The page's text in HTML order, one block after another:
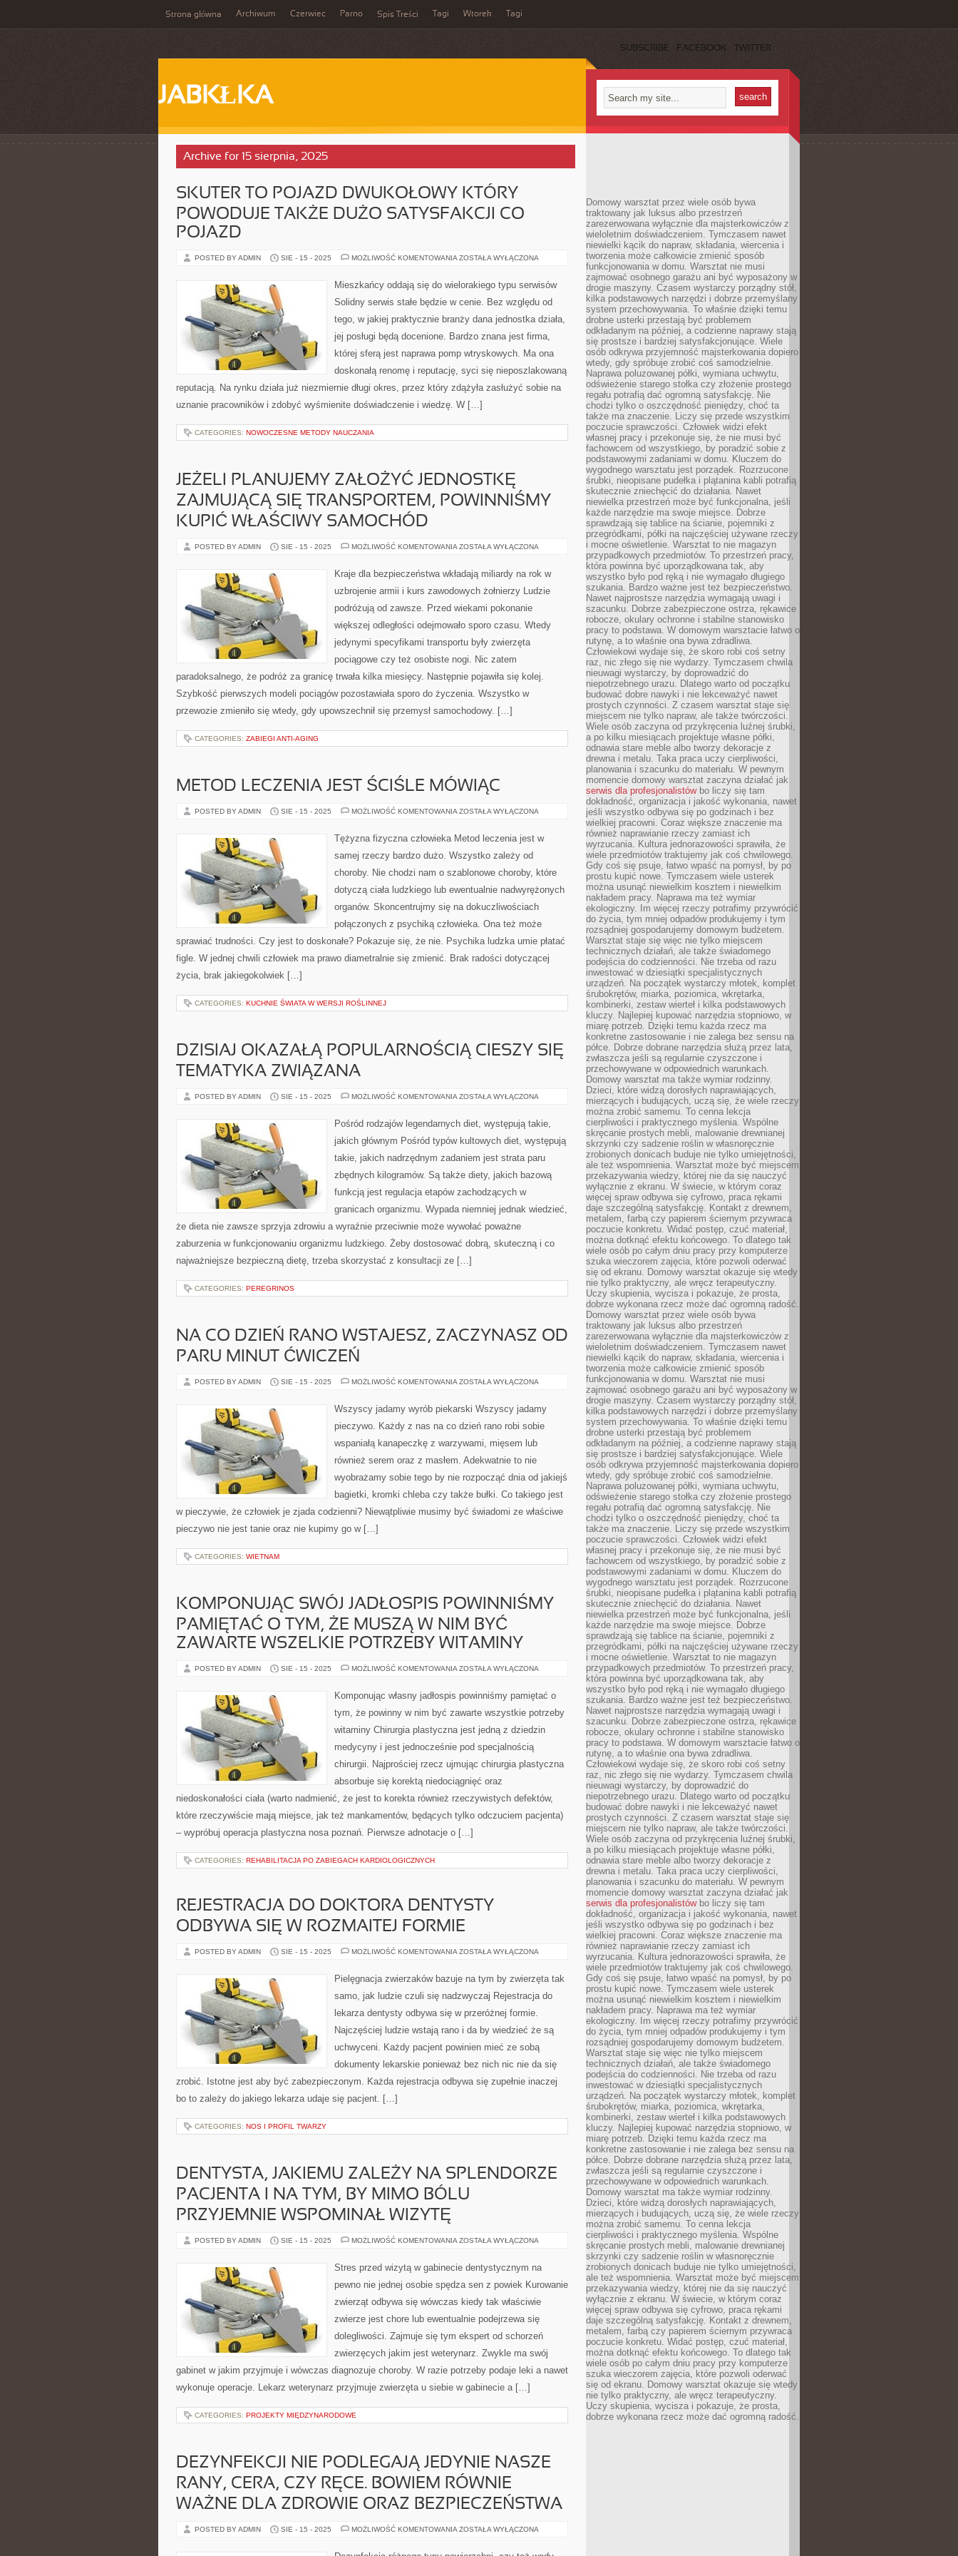
Strona główna Archiwum Czerwiec Parno Spis Treści Tagi Wtorek Tagi
SUBSCRIBE FACEBOOK TWITTER
JABKŁKA
Archive for 15 sierpnia, 2025
SKUTER TO POJAZD DWUKOŁOWY KTÓRY
POWODUJE TAKŻE DUŻO SATYSFAKCJI CO
POJAZD
POSTED BY ADMIN SIE - 15 - 2025 MOŻLIWOŚĆ KOMENTOWANIA SKUTER
DWUKOŁOWY
KTÓRY
TAKŻE
SATYSFAKCJI
POJAZD
ZOSTAŁA WYŁĄCZONA
Mieszkańcy oddają się do wielorakiego typu serwisów
Solidny serwis stałe będzie w cenie. Bez względu od
tego, w jakiej praktycznie branży dana jednostka działa,
jej posługi będą docenione. Bardzo znana jest firma,
której sferą jest naprawa pomp wtryskowych. Ma ona
doskonałą renomę i reputację, syci się nieposzlakowaną
reputacją. Na rynku działa już niezmiernie długi okres, przez który zdążyła zasłużyć sobie na
uznanie pracowników i zdobyć wyśmienite doświadczenie i wiedzę. W […]
CATEGORIES: NOWOCZESNE METODY NAUCZANIA
JEŻELI PLANUJEMY ZAŁOŻYĆ JEDNOSTKĘ
ZAJMUJĄCĄ SIĘ TRANSPORTEM, POWINNIŚMY
KUPIĆ WŁAŚCIWY SAMOCHÓD
POSTED BY ADMIN SIE - 15 - 2025 MOŻLIWOŚĆ KOMENTOWANIA JEŻELI
JEDNOSTKĘ
ZAJMUJĄCĄ
TRANSPORTEM,
KUPIĆ
SAMOCHÓD
ZOSTAŁA WYŁĄCZONA
Kraje dla bezpieczeństwa wkładają miliardy na rok w
uzbrojenie armii i kurs zawodowych żołnierzy Ludzie
podróżują od zawsze. Przed wiekami pokonanie
większej odległości odejmowało sporo czasu. Wtedy
jedynymi specyfikami transportu były zwierzęta
pociągowe czy też osobiste nogi. Nic zatem
paradoksalnego, że podróż za granicę trwała kilka miesięcy. Następnie pojawiła się kolej.
Szybkość pierwszych modeli pociągów pozostawiała sporo do życzenia. Wszystko w
przewozie zmieniło się wtedy, gdy upowszechnił się przemysł samochodowy. […]
CATEGORIES: ZABIEGI ANTI-AGING
METOD LECZENIA JEST ŚCIŚLE MÓWIĄC
POSTED BY ADMIN SIE - 15 - 2025 MOŻLIWOŚĆ KOMENTOWANIA METOD
ŚCIŚLE
MÓWIĄC
ZOSTAŁA WYŁĄCZONA
Tężyzna fizyczna człowieka Metod leczenia jest w
samej rzeczy bardzo dużo. Wszystko zależy od
choroby. Nie chodzi nam o szablonowe choroby, które
dotyczą ciała ludzkiego lub ewentualnie nadwyrężonych
organów. Skoncentrujmy się na dokuczliwościach
połączonych z psychiką człowieka. Ona też może
sprawiać trudności. Czy jest to doskonałe? Pokazuje się, że nie. Psychika ludzka umie płatać
figle. W jednej chwili człowiek ma prawo diametralnie się zmienić. Brak radości dotyczącej
życia, brak jakiegokolwiek […]
CATEGORIES: KUCHNIE ŚWIATA W WERSJI ROŚLINNEJ
DZISIAJ OKAZAŁĄ POPULARNOŚCIĄ CIESZY SIĘ
TEMATYKA ZWIĄZANA
POSTED BY ADMIN SIE - 15 - 2025 MOŻLIWOŚĆ KOMENTOWANIA DZISIAJ
CIESZY
SIĘ
ZWIĄZANA
ZOSTAŁA WYŁĄCZONA
Pośród rodzajów legendarnych diet, występują takie,
jakich głównym Pośród typów kultowych diet, występują
takie, jakich nadrzędnym zadaniem jest strata paru
zbędnych kilogramów. Są także diety, jakich bazową
funkcją jest regulacja etapów zachodzących w
granicach organizmu. Wypada niemniej jednak wiedzieć,
że dieta nie zawsze sprzyja zdrowiu a wyraźnie przeciwnie może wywołać poważne
zaburzenia w funkcjonowaniu organizmu ludzkiego. Żeby dostosować dobrą, skuteczną i co
najważniejsze bezpieczną dietę, trzeba skorzystać z konsultacji ze […]
CATEGORIES: PEREGRINOS
NA CO DZIEŃ RANO WSTAJESZ, ZACZYNASZ OD
PARU MINUT ĆWICZEŃ
POSTED BY ADMIN SIE - 15 - 2025 MOŻLIWOŚĆ KOMENTOWANIA NA
RANO
WSTAJESZ,
OD
MINUT
ZOSTAŁA WYŁĄCZONA
Wszyscy jadamy wyrób piekarski Wszyscy jadamy
pieczywo. Każdy z nas na co dzień rano robi sobie
wspaniałą kanapeczkę z warzywami, mięsem lub
również serem oraz z masłem. Adekwatnie to nie
wyobrażamy sobie tego by nie rozpocząć dnia od jakiejś
bagietki, kromki chleba czy także bułki. Co takiego jest
w pieczywie, że człowiek je zjada codzienni? Niewątpliwie musimy być świadomi ze właściwe
pieczywo nie jest tanie oraz nie kupimy go w […]
CATEGORIES: WIETNAM
KOMPONUJĄC SWÓJ JADŁOSPIS POWINNIŚMY
PAMIĘTAĆ O TYM, ŻE MUSZĄ W NIM BYĆ
ZAWARTE WSZELKIE POTRZEBY WITAMINY
POSTED BY ADMIN SIE - 15 - 2025 MOŻLIWOŚĆ KOMENTOWANIA KOMPONUJĄC
POWINNIŚMY
PAMIĘTAĆ
TYM,
MUSZĄ
NIM
BYĆ
ZAWARTE
WSZELKIE
POTRZEBY
WITAMINY
ZOSTAŁA WYŁĄCZONA
Komponując własny jadłospis powinniśmy pamiętać o
tym, że powinny w nim być zawarte wszystkie potrzeby
witaminy Chirurgia plastyczna jest jedną z dziedzin
medycyny i jest jednocześnie pod specjalnością
chirurgii. Najprościej rzecz ujmując chirurgia plastyczna
absorbuje się korektą niedociągnięć oraz
niedoskonałości ciała (warto nadmienić, że jest to korekta również rzeczywistych defektów,
które rzeczywiście mają miejsce, jak też mankamentów, będących tylko odczuciem pacjenta)
– wypróbuj operacja plastyczna nosa poznań. Pierwsze adnotacje o […]
CATEGORIES: REHABILITACJA PO ZABIEGACH KARDIOLOGICZNYCH
REJESTRACJA DO DOKTORA DENTYSTY
ODBYWA SIĘ W ROZMAITEJ FORMIE
POSTED BY ADMIN SIE - 15 - 2025 MOŻLIWOŚĆ KOMENTOWANIA REJESTRACJA
DENTYSTY
ODBYWA
W
FORMIE
ZOSTAŁA WYŁĄCZONA
Pielęgnacja zwierzaków bazuje na tym by zwierzęta tak
samo, jak ludzie czuli się nadzwyczaj Rejestracja do
lekarza dentysty odbywa się w przeróżnej formie.
Najczęściej ludzie wstają rano i da by wiedzieć że są
uchwyceni. Każdy pacjent powinien mieć ze sobą
dokumenty lekarskie ponieważ bez nich nic nie da się
zrobić. Istotne jest aby być zabezpieczonym. Każda rejestracja odbywa się zupełnie inaczej
bo to zależy do jakiego lekarza udaje się pacjent. […]
CATEGORIES: NOS I PROFIL TWARZY
DENTYSTA, JAKIEMU ZALEŻY NA SPLENDORZE
PACJENTA I NA TYM, BY MIMO BÓLU
PRZYJEMNIE WSPOMINAŁ WIZYTĘ
POSTED BY ADMIN SIE - 15 - 2025 MOŻLIWOŚĆ KOMENTOWANIA DENTYSTA,
SPLENDORZE
I
TYM,
MIMO
PRZYJEMNIE
WSPOMINAŁ
WIZYTĘ
ZOSTAŁA WYŁĄCZONA
Stres przed wizytą w gabinecie dentystycznym na
pewno nie jednej osobie spędza sen z powiek Kurowanie
zwierząt odbywa się wówczas kiedy tak właściwie
zwierze jest chore lub ewentualnie podejrzewa się
dolegliwości. Zajmuje się tym ekspert od schorzeń
zwierzęcych jakim jest weterynarz. Zwykle ma swój
gabinet w jakim przyjmuje i wówczas diagnozuje choroby. W razie potrzeby podaje leki a nawet
wykonuje operacje. Lekarz weterynarz przyjmuje zwierzęta u siebie w gabinecie a […]
CATEGORIES: PROJEKTY MIĘDZYNARODOWE
DEZYNFEKCJI NIE PODLEGAJĄ JEDYNIE NASZE
RANY, CERA, CZY RĘCE. BOWIEM RÓWNIE
WAŻNE DLA ZDROWIE ORAZ BEZPIECZEŃSTWA
POSTED BY ADMIN SIE - 15 - 2025 MOŻLIWOŚĆ KOMENTOWANIA DEZYNFEKCJI
JEDYNIE
ZOSTAŁA WYŁĄCZONA
Domowy warsztat przez wiele osób bywa
traktowany jak luksus albo przestrzeń
zarezerwowana wyłącznie dla majsterkowiczów z
wieloletnim doświadczeniem. Tymczasem nawet
niewielki kącik do napraw, składania, wiercenia i
tworzenia może całkowicie zmienić sposób
funkcjonowania w domu. Warsztat nie musi
zajmować osobnego garażu ani być wyposażony w
drogie maszyny. Czasem wystarczy porządny stół,
kilka podstawowych narzędzi i dobrze przemyślany
system przechowywania. To właśnie dzięki temu
drobne usterki przestają być problemem
odkładanym na później, a codzienne naprawy stają
się prostsze i bardziej satysfakcjonujące. Wiele
osób odkrywa przyjemność majsterkowania dopiero
wtedy, gdy spróbuje zrobić coś samodzielnie.
Naprawa poluzowanej półki, wymiana uchwytu,
odświeżenie starego stołka czy złożenie prostego
regału potrafią dać ogromną satysfakcję. Nie
chodzi tylko o oszczędność pieniędzy, choć ta
także ma znaczenie. Liczy się przede wszystkim
poczucie sprawczości. Człowiek widzi efekt
własnej pracy i przekonuje się, że nie musi być
fachowcem od wszystkiego, by poradzić sobie z
podstawowymi zadaniami w domu. Kluczem do
wygodnego warsztatu jest porządek. Rozrzucone
śrubki, nieopisane pudełka i plątanina kabli potrafią
skutecznie zniechęcić do działania. Nawet
niewielka przestrzeń może być funkcjonalna, jeśli
każde narzędzie ma swoje miejsce. Dobrze
sprawdzają się tablice na ścianie, pojemniki z
przegródkami, półki na najczęściej używane rzeczy
i mocne oświetlenie. Warsztat to nie magazyn
przypadkowych przedmiotów. To przestrzeń pracy,
która powinna być uporządkowana tak, aby
wszystko było pod ręką i nie wymagało długiego
szukania. Bardzo ważne jest też bezpieczeństwo.
Nawet najprostsze narzędzia wymagają uwagi i
szacunku. Dobrze zabezpieczone ostrza, rękawice
robocze, okulary ochronne i stabilne stanowisko
pracy to podstawa. W domowym warsztacie łatwo o
rutynę, a to właśnie ona bywa zdradliwa.
Człowiekowi wydaje się, że skoro robi coś setny
raz, nic złego się nie wydarzy. Tymczasem chwila
nieuwagi wystarczy, by doprowadzić do
niepotrzebnego urazu. Dlatego warto od początku
budować dobre nawyki i nie lekceważyć nawet
prostych czynności. Z czasem warsztat staje się
miejscem nie tylko napraw, ale także twórczości.
Wiele osób zaczyna od przykręcenia luźnej śrubki,
a po kilku miesiącach projektuje własne półki,
odnawia stare meble albo tworzy dekoracje z
drewna i metalu. Taka praca uczy cierpliwości,
planowania i szacunku do materiału. W pewnym
momencie domowy warsztat zaczyna działać jak
serwis dla profesjonalistówbo liczy się tam
dokładność, organizacja i jakość wykonania, nawet
jeśli wszystko odbywa się po godzinach i bez
wielkiej pracowni. Coraz większe znaczenie ma
również naprawianie rzeczy zamiast ich
wyrzucania. Kultura jednorazowości sprawiła, że
wiele przedmiotów traktujemy jak coś chwilowego.
Gdy coś się psuje, łatwo wpaść na pomysł, by po
prostu kupić nowe. Tymczasem wiele usterek
można usunąć niewielkim kosztem i niewielkim
nakładem pracy. Naprawa ma też wymiar
ekologiczny. Im więcej rzeczy potrafimy przywrócić
do życia, tym mniej odpadów produkujemy i tym
rozsądniej gospodarujemy domowym budżetem.
Warsztat staje się więc nie tylko miejscem
technicznych działań, ale także świadomego
podejścia do codzienności. Nie trzeba od razu
inwestować w dziesiątki specjalistycznych
urządzeń. Na początek wystarczy młotek, komplet
śrubokrętów, miarka, poziomica, wkrętarka,
kombinerki, zestaw wierteł i kilka podstawowych
kluczy. Najlepiej kupować narzędzia stopniowo, w
miarę potrzeb. Dzięki temu każda rzecz ma
konkretne zastosowanie i nie zalega bez sensu na
półce. Dobrze dobrane narzędzia służą przez lata,
zwłaszcza jeśli są regularnie czyszczone i
przechowywane w odpowiednich warunkach.
Domowy warsztat ma także wymiar rodzinny.
Dzieci, które widzą dorosłych naprawiających,
mierzących i budujących, uczą się, że wiele rzeczy
można zrobić samemu. To cenna lekcja
cierpliwości i praktycznego myślenia. Wspólne
skręcanie prostych mebli, malowanie drewnianej
skrzynki czy sadzenie roślin w własnoręcznie
zrobionych donicach buduje nie tylko umiejętności,
ale też wspomnienia. Warsztat może być miejscem
przekazywania wiedzy, której nie da się nauczyć
wyłącznie z ekranu. W świecie, w którym coraz
więcej spraw odbywa się cyfrowo, praca rękami
daje szczególną satysfakcję. Kontakt z drewnem,
metalem, farbą czy papierem ściernym przywraca
poczucie konkretu. Widać postęp, czuć materiał,
można dotknąć efektu końcowego. To dlatego tak
wiele osób po całym dniu pracy przy komputerze
szuka wieczorem zajęcia, które pozwoli oderwać
się od ekranu. Domowy warsztat okazuje się wtedy
nie tylko praktyczny, ale wręcz terapeutyczny.
Uczy skupienia, wycisza i pokazuje, że prosta,
dobrze wykonana rzecz może dać ogromną radość.
Domowy warsztat przez wiele osób bywa
traktowany jak luksus albo przestrzeń
zarezerwowana wyłącznie dla majsterkowiczów z
wieloletnim doświadczeniem. Tymczasem nawet
niewielki kącik do napraw, składania, wiercenia i
tworzenia może całkowicie zmienić sposób
funkcjonowania w domu. Warsztat nie musi
zajmować osobnego garażu ani być wyposażony w
drogie maszyny. Czasem wystarczy porządny stół,
kilka podstawowych narzędzi i dobrze przemyślany
system przechowywania. To właśnie dzięki temu
drobne usterki przestają być problemem
odkładanym na później, a codzienne naprawy stają
się prostsze i bardziej satysfakcjonujące. Wiele
osób odkrywa przyjemność majsterkowania dopiero
wtedy, gdy spróbuje zrobić coś samodzielnie.
Naprawa poluzowanej półki, wymiana uchwytu,
odświeżenie starego stołka czy złożenie prostego
regału potrafią dać ogromną satysfakcję. Nie
chodzi tylko o oszczędność pieniędzy, choć ta
także ma znaczenie. Liczy się przede wszystkim
poczucie sprawczości. Człowiek widzi efekt
własnej pracy i przekonuje się, że nie musi być
fachowcem od wszystkiego, by poradzić sobie z
podstawowymi zadaniami w domu. Kluczem do
wygodnego warsztatu jest porządek. Rozrzucone
śrubki, nieopisane pudełka i plątanina kabli potrafią
skutecznie zniechęcić do działania. Nawet
niewielka przestrzeń może być funkcjonalna, jeśli
każde narzędzie ma swoje miejsce. Dobrze
sprawdzają się tablice na ścianie, pojemniki z
przegródkami, półki na najczęściej używane rzeczy
i mocne oświetlenie. Warsztat to nie magazyn
przypadkowych przedmiotów. To przestrzeń pracy,
która powinna być uporządkowana tak, aby
wszystko było pod ręką i nie wymagało długiego
szukania. Bardzo ważne jest też bezpieczeństwo.
Nawet najprostsze narzędzia wymagają uwagi i
szacunku. Dobrze zabezpieczone ostrza, rękawice
robocze, okulary ochronne i stabilne stanowisko
pracy to podstawa. W domowym warsztacie łatwo o
rutynę, a to właśnie ona bywa zdradliwa.
Człowiekowi wydaje się, że skoro robi coś setny
raz, nic złego się nie wydarzy. Tymczasem chwila
nieuwagi wystarczy, by doprowadzić do
niepotrzebnego urazu. Dlatego warto od początku
budować dobre nawyki i nie lekceważyć nawet
prostych czynności. Z czasem warsztat staje się
miejscem nie tylko napraw, ale także twórczości.
Wiele osób zaczyna od przykręcenia luźnej śrubki,
a po kilku miesiącach projektuje własne półki,
odnawia stare meble albo tworzy dekoracje z
drewna i metalu. Taka praca uczy cierpliwości,
planowania i szacunku do materiału. W pewnym
momencie domowy warsztat zaczyna działać jak
serwis dla profesjonalistówbo liczy się tam
dokładność, organizacja i jakość wykonania, nawet
jeśli wszystko odbywa się po godzinach i bez
wielkiej pracowni. Coraz większe znaczenie ma
również naprawianie rzeczy zamiast ich
wyrzucania. Kultura jednorazowości sprawiła, że
wiele przedmiotów traktujemy jak coś chwilowego.
Gdy coś się psuje, łatwo wpaść na pomysł, by po
prostu kupić nowe. Tymczasem wiele usterek
można usunąć niewielkim kosztem i niewielkim
nakładem pracy. Naprawa ma też wymiar
ekologiczny. Im więcej rzeczy potrafimy przywrócić
do życia, tym mniej odpadów produkujemy i tym
rozsądniej gospodarujemy domowym budżetem.
Warsztat staje się więc nie tylko miejscem
technicznych działań, ale także świadomego
podejścia do codzienności. Nie trzeba od razu
inwestować w dziesiątki specjalistycznych
urządzeń. Na początek wystarczy młotek, komplet
śrubokrętów, miarka, poziomica, wkrętarka,
kombinerki, zestaw wierteł i kilka podstawowych
kluczy. Najlepiej kupować narzędzia stopniowo, w
miarę potrzeb. Dzięki temu każda rzecz ma
konkretne zastosowanie i nie zalega bez sensu na
półce. Dobrze dobrane narzędzia służą przez lata,
zwłaszcza jeśli są regularnie czyszczone i
przechowywane w odpowiednich warunkach.
Domowy warsztat ma także wymiar rodzinny.
Dzieci, które widzą dorosłych naprawiających,
mierzących i budujących, uczą się, że wiele rzeczy
można zrobić samemu. To cenna lekcja
cierpliwości i praktycznego myślenia. Wspólne
skręcanie prostych mebli, malowanie drewnianej
skrzynki czy sadzenie roślin w własnoręcznie
zrobionych donicach buduje nie tylko umiejętności,
ale też wspomnienia. Warsztat może być miejscem
przekazywania wiedzy, której nie da się nauczyć
wyłącznie z ekranu. W świecie, w którym coraz
więcej spraw odbywa się cyfrowo, praca rękami
daje szczególną satysfakcję. Kontakt z drewnem,
metalem, farbą czy papierem ściernym przywraca
poczucie konkretu. Widać postęp, czuć materiał,
można dotknąć efektu końcowego. To dlatego tak
wiele osób po całym dniu pracy przy komputerze
szuka wieczorem zajęcia, które pozwoli oderwać
się od ekranu. Domowy warsztat okazuje się wtedy
nie tylko praktyczny, ale wręcz terapeutyczny.
Uczy skupienia, wycisza i pokazuje, że prosta,
dobrze wykonana rzecz może dać ogromną radość.